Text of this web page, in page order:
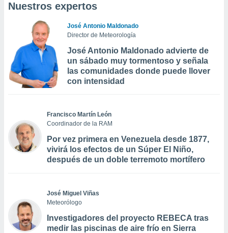
Nuestros expertos
José Antonio Maldonado
Director de Meteorología
José Antonio Maldonado advierte de
un sábado muy tormentoso y señala
las comunidades donde puede llover
con intensidad
Francisco Martín León
Coordinador de la RAM
Por vez primera en Venezuela desde 1877,
vivirá los efectos de un Súper El Niño,
después de un doble terremoto mortífero
José Miguel Viñas
Meteorólogo
Investigadores del proyecto REBECA tras
medir las piscinas de aire frío en Sierra